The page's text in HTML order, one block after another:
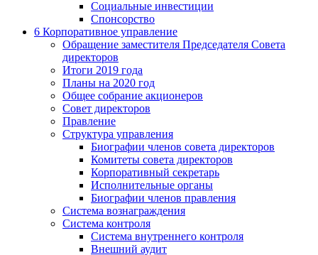
Социальные инвестиции
Спонсорство
6 Корпоративное управление
Обращение заместителя Председателя Совета
директоров
Итоги 2019 года
Планы на 2020 год
Общее собрание акционеров
Совет директоров
Правление
Структура управления
Биографии членов совета директоров
Комитеты совета директоров
Корпоративный секретарь
Исполнительные органы
Биографии членов правления
Система вознаграждения
Система контроля
Система внутреннего контроля
Внешний аудит